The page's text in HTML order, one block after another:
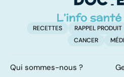
RECETTES RAPPEL PRODUIT
CANCER
Qui sommes-nous ?